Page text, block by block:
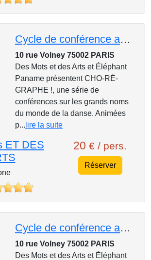
Cycle de conférence au Mk2, CHO-RÉ-GRAPHE ! : Sidi Larbi Cherkaoui, la relève flamande
10 rue Volney 75002 PARIS
Des Mots et des Arts et Éléphant
Paname présentent CHO-RÉ-
GRAPHE !, une série de
conférences sur les grands noms
du monde de la danse. Animées
p... lire la suite
ET DES
20 € / pers.
Réserver
Cycle de conférence au Mk2, CHO-RÉ-GRAPHE ! : Rudolf Noureev, l’étoile indomptable
10 rue Volney 75002 PARIS
Des Mots et des Arts et Éléphant